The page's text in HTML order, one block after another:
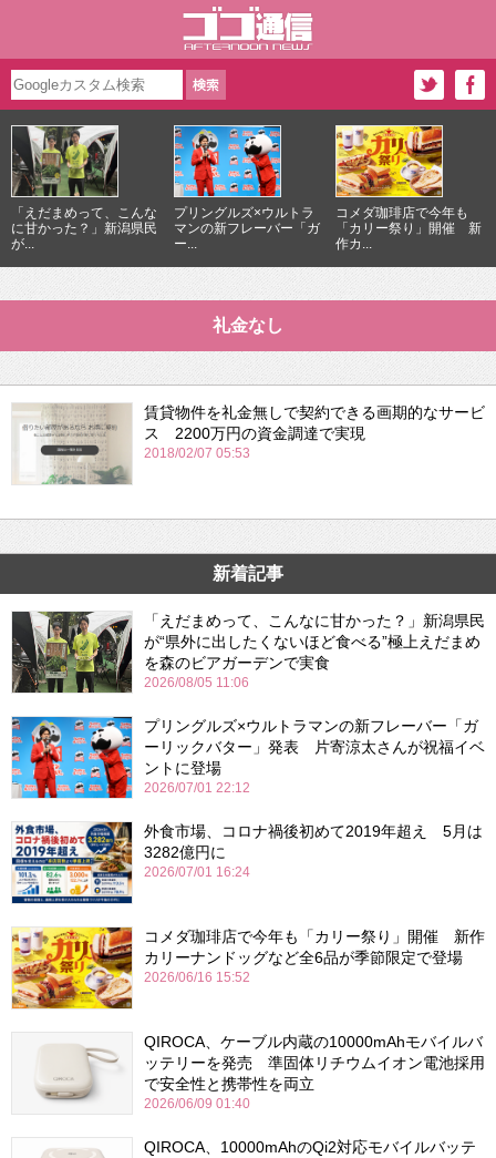
「えだまめって、こんな
に甘かった？」新潟県民
が...
プリングルズ×ウルトラ
マンの新フレーバー「ガ
ー...
コメダ珈琲店で今年も
「カリー祭り」開催 新
作カ...
礼金なし
賃貸物件を礼金無しで契約できる画期的なサービ
ス 2200万円の資金調達で実現
2018/02/07 05:53
新着記事
「えだまめって、こんなに甘かった？」新潟県民
が“県外に出したくないほど食べる”極上えだまめ
を森のビアガーデンで実食
2026/08/05 11:06
プリングルズ×ウルトラマンの新フレーバー「ガ
ーリックバター」発表 片寄涼太さんが祝福イベ
ントに登場
2026/07/01 22:12
外食市場、コロナ禍後初めて2019年超え 5月は
3282億円に
2026/07/01 16:24
コメダ珈琲店で今年も「カリー祭り」開催 新作
カリーナンドッグなど全6品が季節限定で登場
2026/06/16 15:52
QIROCA、ケーブル内蔵の10000mAhモバイルバ
ッテリーを発売 準固体リチウムイオン電池採用
で安全性と携帯性を両立
2026/06/09 01:40
QIROCA、10000mAhのQi2対応モバイルバッテ